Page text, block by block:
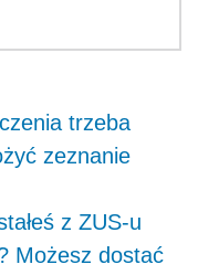
trzeba
zeznanie
z ZUS-u
Możesz dostać